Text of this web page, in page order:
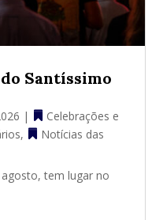
Santíssimo
|
Celebrações e
,
Notícias das
tem lugar no